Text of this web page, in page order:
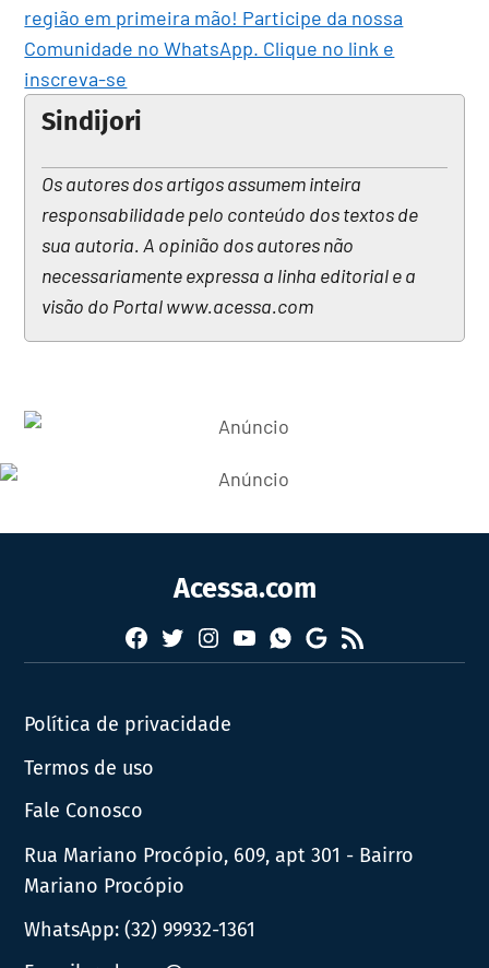
região em primeira mão! Participe da nossa
Comunidade no WhatsApp. Clique no link e
inscreva-se
Sindijori
Os autores dos artigos assumem inteira
responsabilidade pelo conteúdo dos textos de
sua autoria. A opinião dos autores não
necessariamente expressa a linha editorial e a
visão do Portal www.acessa.com
Acessa.com
Facebook
TwitterInstagram
YouTubeWhatsapp
Google
News
RSS
Política de privacidade
Termos de uso
Fale Conosco
Rua Mariano Procópio, 609, apt 301 - Bairro
Mariano Procópio
WhatsApp:(32) 99932-1361